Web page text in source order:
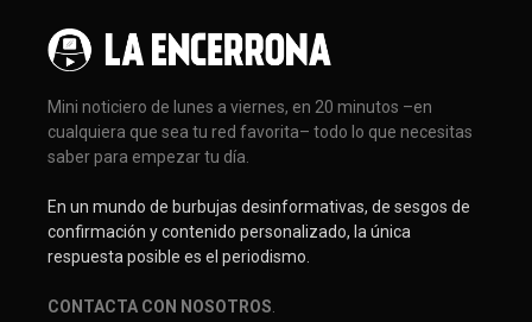
Mini noticiero de lunes a viernes, en 20 minutos –en
cualquiera que sea tu red favorita– todo lo que necesitas
saber para empezar tu día.
En un mundo de burbujas desinformativas, de sesgos de
confirmación y contenido personalizado, la única
respuesta posible es el periodismo.
CONTACTA CON NOSOTROS